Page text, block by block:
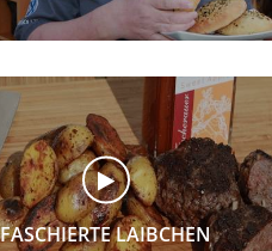
FASCHIERTE LAIBCHEN